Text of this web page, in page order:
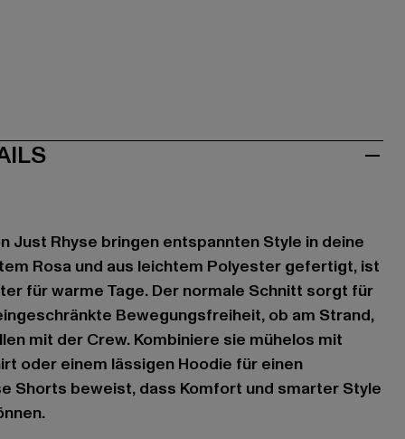
Just Rhyse bringen entspannten Style in deine
Rosa und aus leichtem Polyester gefertigt, ist
für warme Tage. Der normale Schnitt sorgt für
Bewegungsfreiheit, ob am Strand,
mit der Crew. Kombiniere sie mühelos mit
oder einem lässigen Hoodie für einen
Shorts beweist, dass Komfort und smarter Style